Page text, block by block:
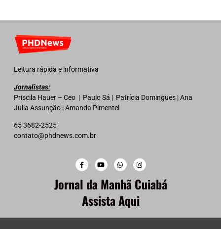
Leitura rápida e informativa
Jornalistas:
Priscila Hauer – Ceo | Paulo Sá | Patrícia Domingues | Ana
Julia Assunção | Amanda Pimentel
65 3682-2525
contato@phdnews.com.br
Jornal da Manhã Cuiabá
Assista Aqui